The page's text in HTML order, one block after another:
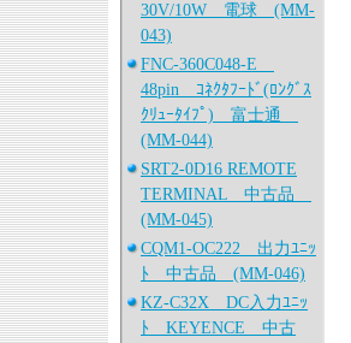
30V/10W 電球 (MM-
043)
FNC-360C048-E
48pin ｺﾈｸﾀﾌｰﾄﾞ(ﾛﾝｸﾞｽ
ｸﾘｭｰﾀｲﾌﾟ) 富士通
(MM-044)
SRT2-0D16 REMOTE
TERMINAL 中古品
(MM-045)
CQM1-OC222 出力ﾕﾆｯ
ﾄ 中古品 (MM-046)
KZ-C32X DC入力ﾕﾆｯ
ﾄ KEYENCE 中古